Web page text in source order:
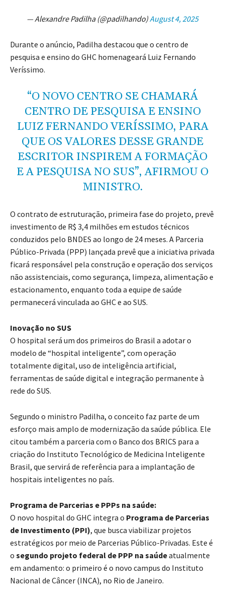
— Alexandre Padilha (@padilhando)August 4, 2025
Durante o anúncio, Padilha destacou que o centro de
pesquisa e ensino do GHC homenageará Luiz Fernando
Veríssimo.
“O NOVO CENTRO SE CHAMARÁ
CENTRO DE PESQUISA E ENSINO
LUIZ FERNANDO VERÍSSIMO, PARA
QUE OS VALORES DESSE GRANDE
ESCRITOR INSPIREM A FORMAÇÃO
E A PESQUISA NO SUS”, AFIRMOU O
MINISTRO.
O contrato de estruturação, primeira fase do projeto, prevê
investimento de R$ 3,4 milhões em estudos técnicos
conduzidos pelo BNDES ao longo de 24 meses. A Parceria
Público-Privada (PPP) lançada prevê que a iniciativa privada
ficará responsável pela construção e operação dos serviços
não assistenciais, como segurança, limpeza, alimentação e
estacionamento, enquanto toda a equipe de saúde
permanecerá vinculada ao GHC e ao SUS.
Inovação no SUS
O hospital será um dos primeiros do Brasil a adotar o
modelo de “hospital inteligente”, com operação
totalmente digital, uso de inteligência artificial,
ferramentas de saúde digital e integração permanente à
rede do SUS.
Segundo o ministro Padilha, o conceito faz parte de um
esforço mais amplo de modernização da saúde pública. Ele
citou também a parceria com o Banco dos BRICS para a
criação do Instituto Tecnológico de Medicina Inteligente
Brasil, que servirá de referência para a implantação de
hospitais inteligentes no país.
Programa de Parcerias e PPPs na saúde:
O novo hospital do GHC integra o Programa de Parcerias
de Investimento (PPI), que busca viabilizar projetos
estratégicos por meio de Parcerias Público-Privadas. Este é
o segundo projeto federal de PPP na saúdeatualmente
em andamento: o primeiro é o novo campus do Instituto
Nacional de Câncer (INCA), no Rio de Janeiro.